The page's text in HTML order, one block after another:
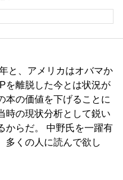
と、アメリカはオバマか
を離脱した今とは状況が
本の価値を下げることに
時の現状分析として鋭い
からだ。 中野氏を一躍有
多くの人に読んで欲し